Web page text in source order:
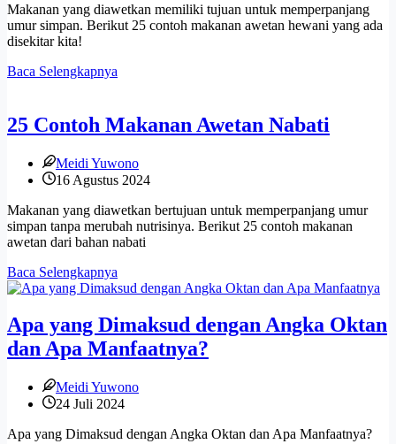
Makanan yang diawetkan memiliki tujuan untuk memperpanjang
umur simpan. Berikut 25 contoh makanan awetan hewani yang ada
disekitar kita!
Baca Selengkapnya
Awetan
Hewani
25 Contoh Makanan Awetan Nabati
Meidi Yuwono
16 Agustus 2024
Makanan yang diawetkan bertujuan untuk memperpanjang umur
simpan tanpa merubah nutrisinya. Berikut 25 contoh makanan
awetan dari bahan nabati
Baca Selengkapnya
Contoh
Awetan
Nabati
Apa yang Dimaksud dengan Angka Oktan
dan Apa Manfaatnya?
Meidi Yuwono
24 Juli 2024
Apa yang Dimaksud dengan Angka Oktan dan Apa Manfaatnya?